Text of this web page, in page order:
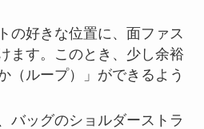
の好きな位置に、面ファス
ます。このとき、少し余裕
（ループ）」ができるよう
バッグのショルダーストラ